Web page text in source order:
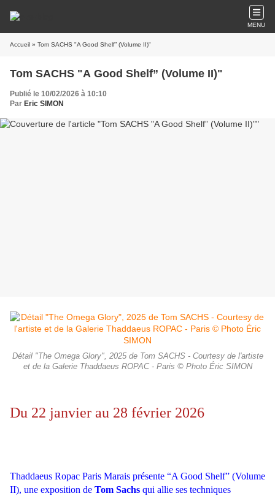
MENU
Accueil » Tom SACHS "A Good Shelf” (Volume II)"
Tom SACHS "A Good Shelf” (Volume II)"
Publié le 10/02/2026 à 10:10
Par Eric SIMON
Détail "The Omega Glory", 2025 de Tom SACHS - Courtesy de l'artiste
et de la Galerie Thaddaeus ROPAC - Paris © Photo Éric SIMON
Du 22 janvier au 28 février 2026
Thaddaeus Ropac Paris Marais présente “A Good Shelf” (Volume
II), une exposition de Tom Sachs qui allie ses techniques